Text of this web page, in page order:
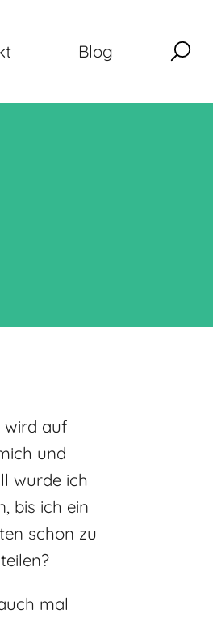
Blog
wird auf
und
wurde ich
bis ich ein
schon zu
mal